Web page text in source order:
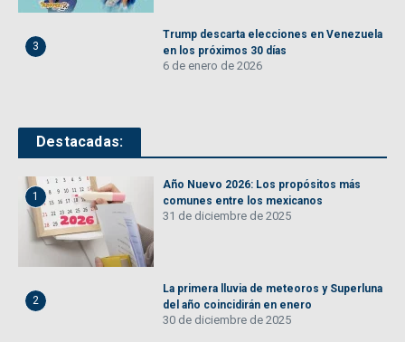
3
Trump descarta elecciones en Venezuela
en los próximos 30 días
6 de enero de 2026
Destacadas:
1
Año Nuevo 2026: Los propósitos más
comunes entre los mexicanos
31 de diciembre de 2025
2
La primera lluvia de meteoros y Superluna
del año coincidirán en enero
30 de diciembre de 2025